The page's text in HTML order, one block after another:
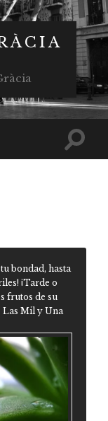
bondad, hasta
¡Tarde o
frutos de su
Las Mil y Una